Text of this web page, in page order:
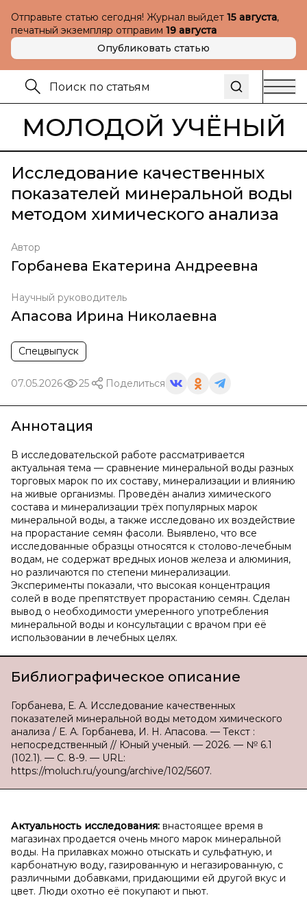
Отправьте статью сегодня! Журнал выйдет 15 августа,
печатный экземпляр отправим 19 августа
Опубликовать статью
МОЛОДОЙ УЧЁНЫЙ
Исследование качественных
показателей минеральной воды
методом химического анализа
Автор
Горбанева Екатерина Андреевна
Научный руководитель
Апасова Ирина Николаевна
Спецвыпуск
07.05.2026 25 Поделиться
Аннотация
В исследовательской работе рассматривается
актуальная тема — сравнение минеральной воды разных
торговых марок по их составу, минерализации и влиянию
на живые организмы. Проведён анализ химического
состава и минерализации трёх популярных марок
минеральной воды, а также исследовано их воздействие
на прорастание семян фасоли. Выявлено, что все
исследованные образцы относятся к столово-лечебным
водам, не содержат вредных ионов железа и алюминия,
но различаются по степени минерализации.
Эксперименты показали, что высокая концентрация
солей в воде препятствует прорастанию семян. Сделан
вывод о необходимости умеренного употребления
минеральной воды и консультации с врачом при её
использовании в лечебных целях.
Библиографическое описание
Горбанева, Е. А. Исследование качественных
показателей минеральной воды методом химического
анализа / Е. А. Горбанева, И. Н. Апасова. — Текст :
непосредственный // Юный ученый. — 2026. — № 6.1
(102.1). — С. 8-9. — URL:
https://moluch.ru/young/archive/102/5607.
Актуальность исследования: внастоящее время в
магазинах продается очень много марок минеральной
воды. На прилавках можно отыскать и сульфатную, и
карбонатную воду, газированную и негазированную, с
различными добавками, придающими ей другой вкус и
цвет. Люди охотно её покупают и пьют.